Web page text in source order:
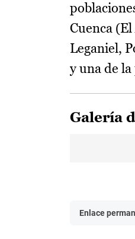
Cuenca
Leganiel,
y una de
Galería
Enlace